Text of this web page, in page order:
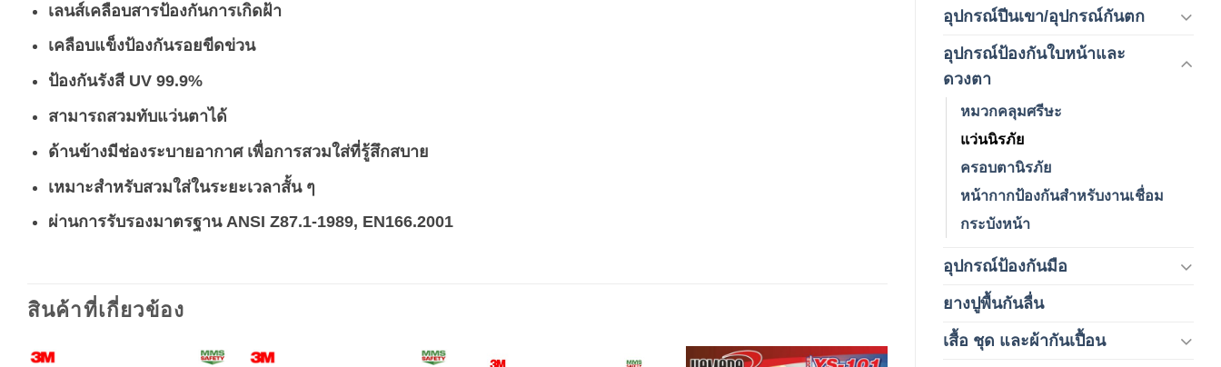
อุปกรณ์ปีนเขา/อุปกรณ์กันตก
อุปกรณ์ป้องกันใบหน้าและ
ดวงตา
หมวกคลุมศรีษะ
แว่นนิรภัย
ครอบตานิรภัย
หน้ากากป้องกันสำหรับงานเชื่อม
กระบังหน้า
อุปกรณ์ป้องกันมือ
ยางปูพื้นกันลื่น
เสื้อ ชุด และผ้ากันเปื้อน
เลนส์เคลือบสารป้องกันการเกิดฝ้า
เคลือบแข็งป้องกันรอยขีดข่วน
ป้องกันรังสี UV 99.9%
สามารถสวมทับแว่นตาได้
ด้านข้างมีช่องระบายอากาศ เพื่อการสวมใส่ที่รู้สึกสบาย
เหมาะสำหรับสวมใส่ในระยะเวลาสั้น ๆ
ผ่านการรับรองมาตรฐาน ANSI Z87.1-1989, EN166.2001
สินค้าที่เกี่ยวข้อง